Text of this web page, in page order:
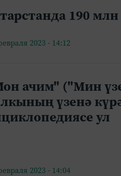
190
2023 - 14:12
ачим" ("Мин
үзенә
ул
2023 - 14:04